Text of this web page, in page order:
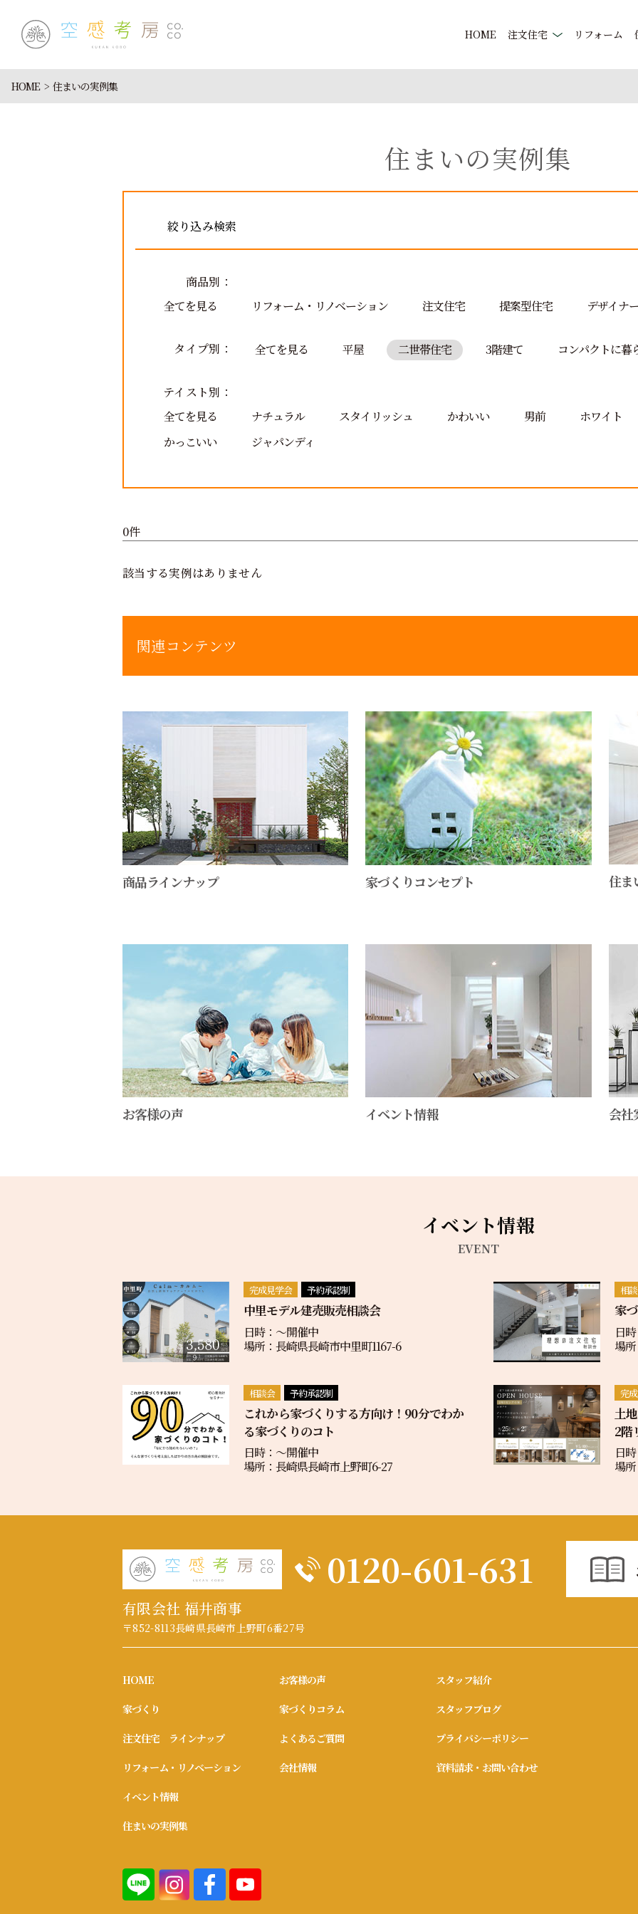
HOME 注文住宅 リフォーム
HOME 住まいの実例集
住まいの実例集
絞り込み検索
商品別：
全てを見る
リフォーム・リノベーション 注文住宅 提案型住宅 デザイナ
タイプ別： 全てを見る 平屋 二世帯住宅 3階建て コンパクトに暮
テイスト別：
全てを見る
ナチュラル スタイリッシュ かわいい 男前
ホワイト
かっこいい
ジャパンディ
0件
該当する実例はありません
関連コンテンツ
商品ラインナップ 家づくりコンセプト 住ま
お客様の声 イベント情報 会社
イベント情報
EVENT
完成見学会 予約承認制
中里モデル建売販売相談会
日時：〜開催中
場所：長崎県長崎市中里町1167-6
相
家
日
場
相談会 予約承認制
これから家づくりする方向け！90分でわか
る家づくりのコト
日時：〜開催中
場所：長崎県長崎市上野町6-27
完
土
2階
日
場
有限会社 福井商事
〒852-8113長崎県長崎市上野町6番27号
0120-601-631
HOME
家づくり
注文住宅 ラインナップ
リフォーム・リノベーション
イベント情報
住まいの実例集
お客様の声
家づくりコラム
よくあるご質問
会社情報
スタッフ紹介
スタッフブログ
プライバシーポリシー
資料請求・お問い合わせ